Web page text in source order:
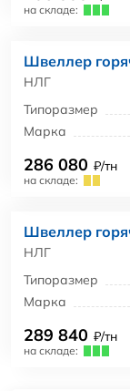
на складе:
Швеллер
НЛГ
Типоразмер
Марка
286 080 ₽/тн
на складе:
Швеллер
НЛГ
Типоразмер
Марка
289 840 ₽/тн
на складе: